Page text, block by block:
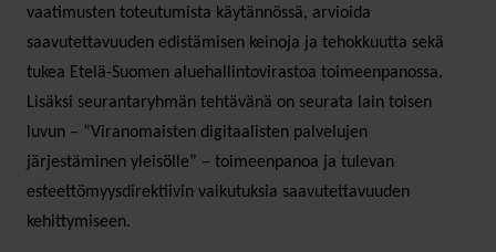
vaatimusten toteutumista käytännössä, arvioida
saavutettavuuden edistämisen keinoja ja tehokkuutta sekä
tukea Etelä-Suomen aluehallintovirastoa toimeenpanossa.
Lisäksi seurantaryhmän tehtävänä on seurata lain toisen
luvun – ”Viranomaisten digitaalisten palvelujen
järjestäminen yleisölle” – toimeenpanoa ja tulevan
esteettömyysdirektiivin vaikutuksia saavutettavuuden
kehittymiseen.